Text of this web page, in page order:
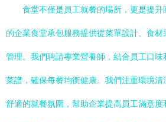
食堂不僅是員工就餐的場所，更是提
的企業食堂承包服務提供從菜單設計、食
管理。我們聘請專業營養師，結合員工口
菜譜，確保每餐均衡健康。我們注重環境
舒適的就餐氛圍，幫助企業提高員工滿意度